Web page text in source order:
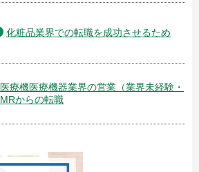
化粧品業界での転職を成功させるため
医療機医療機器業界の営業（業界未経験・
MRからの転職